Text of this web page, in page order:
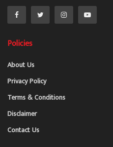
Policies
About Us
Privacy Policy
Terms & Conditions
Disclaimer
Contact Us